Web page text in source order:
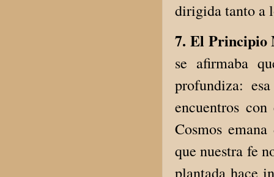
dirigida tanto a
7. El Principio
se afirmaba
profundiza:
encuentros
Cosmos
que nuestra fe
plantada hace